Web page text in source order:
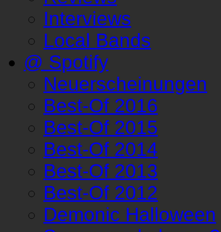
Interviews
Local Bands
@ Spotify
Neuerscheinungen
Best-Of 2016
Best-Of 2015
Best-Of 2014
Best-Of 2013
Best-Of 2012
Demonic Halloween